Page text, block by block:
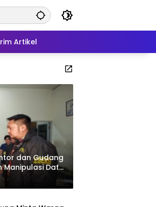
Artikel
dan Gudang
Manipulasi Data